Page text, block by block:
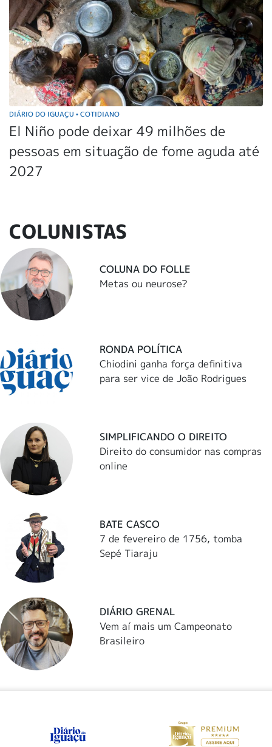
DIÁRIO DO IGUAÇU • COTIDIANO
El Niño pode deixar 49 milhões de
pessoas em situação de fome aguda até
2027
COLUNISTAS
COLUNA DO FOLLE
Metas ou neurose?
RONDA POLÍTICA
Chiodini ganha força definitiva
para ser vice de João Rodrigues
SIMPLIFICANDO O DIREITO
Direito do consumidor nas compras
online
BATE CASCO
7 de fevereiro de 1756, tomba
Sepé Tiaraju
DIÁRIO GRENAL
Vem aí mais um Campeonato
Brasileiro